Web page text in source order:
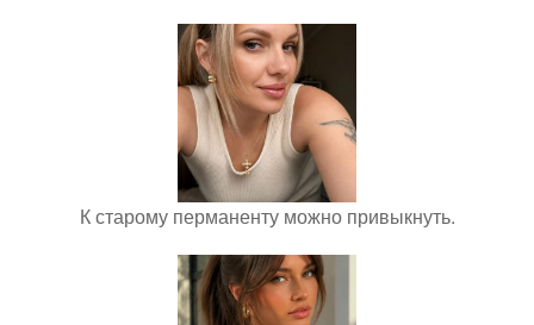
К старому перманенту можно привыкнуть.